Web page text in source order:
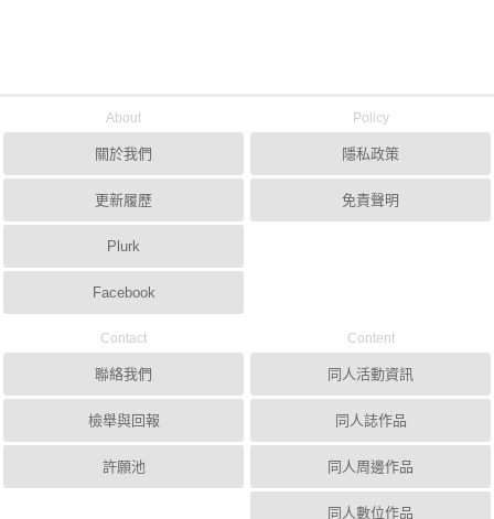
About
關於我們
更新履歷
Plurk
Facebook
Policy
隱私政策
免責聲明
Contact
聯絡我們
檢舉與回報
許願池
Content
同人活動資訊
同人誌作品
同人周邊作品
同人數位作品